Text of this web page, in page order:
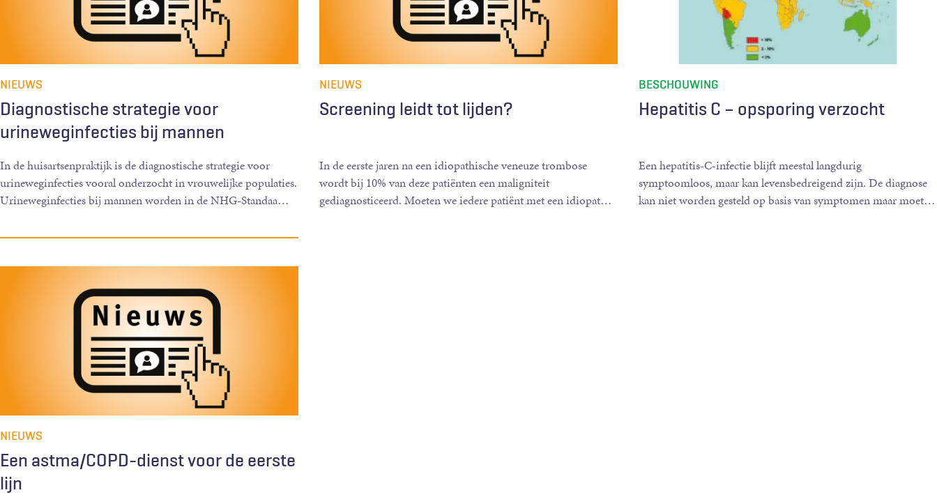
Diagnostische strategie voor
urineweginfecties bij mannen
NIEUWS
In de huisartsenpraktijk is de diagnostische strategie voor
urineweginfecties vooral onderzocht in vrouwelijke populaties.
Urineweginfecties bij mannen worden in de NHG-Standaa…
Screening leidt tot lijden?
NIEUWS
In de eerste jaren na een idiopathische veneuze trombose
wordt bij 10% van deze patiënten een maligniteit
gediagnosticeerd. Moeten we iedere patiënt met een idiopat…
Hepatitis C – opsporing verzocht
BESCHOUWING
Een hepatitis-C-infectie blijft meestal langdurig
symptoomloos, maar kan levensbedreigend zijn. De diagnose
kan niet worden gesteld op basis van symptomen maar moet…
Een astma/COPD-dienst voor de eerste
lijn
NIEUWS